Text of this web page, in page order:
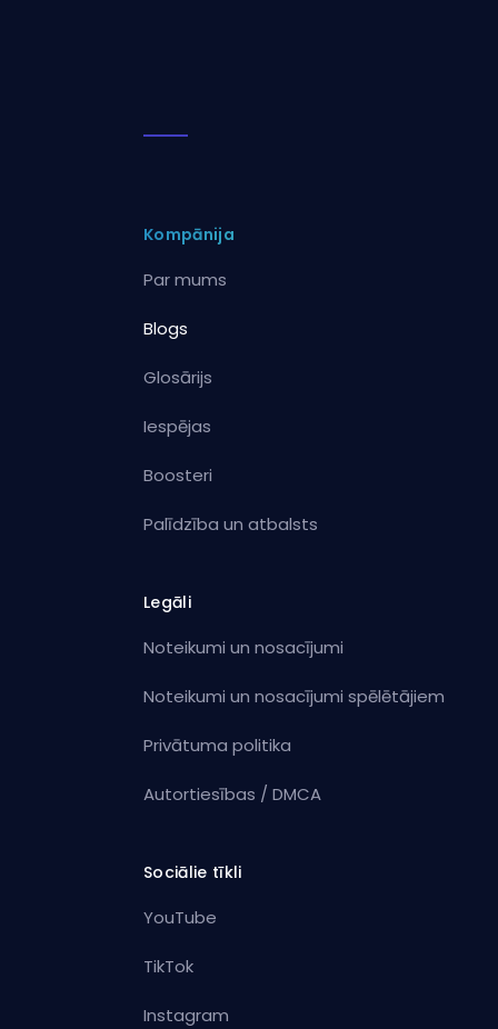
Kompānija
Par mums
Blogs
Glosārijs
Iespējas
Boosteri
Palīdzība un atbalsts
Legāli
Noteikumi un nosacījumi
Noteikumi un nosacījumi spēlētājiem
Privātuma politika
Autortiesības / DMCA
Sociālie tīkli
YouTube
TikTok
Instagram